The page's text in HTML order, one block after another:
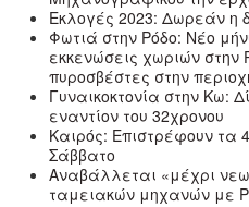
Εκλογές 2023: Δωρεάν η
Φωτιά στην Ρόδο: Νέο
εκκενώσεις χωριών στην
πυροσβέστες στην
Γυναικοκτονία στην Κω:
εναντίον του 32χρονου
Καιρός: Επιστρέφουν τα
Σάββατο
Αναβάλλεται «μέχρι
ταμειακών μηχανών με